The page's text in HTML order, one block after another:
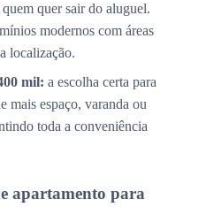
quer sair do aluguel.
modernos com áreas
localização.
mil: a escolha certa para
mais espaço, varanda ou
toda a conveniência
apartamento para